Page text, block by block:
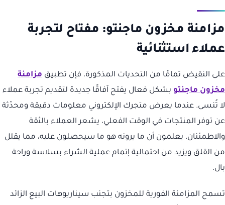
مزامنة مخزون ماجنتو: مفتاح لتجربة
عملاء استثنائية
على النقيض تمامًا من التحديات المذكورة، فإن تطبيق مزامنة
مخزون ماجنتو بشكل فعال يفتح آفاقًا جديدة لتقديم تجربة عملاء
لا تُنسى. عندما يعرض متجرك الإلكتروني معلومات دقيقة ومحدّثة
عن توفر المنتجات في الوقت الفعلي، يشعر العملاء بالثقة
والاطمئنان. يعلمون أن ما يرونه هو ما سيحصلون عليه، مما يقلل
من القلق ويزيد من احتمالية إتمام عملية الشراء بسلاسة وراحة
بال.
تسمح المزامنة الفورية للمخزون بتجنب سيناريوهات البيع الزائد